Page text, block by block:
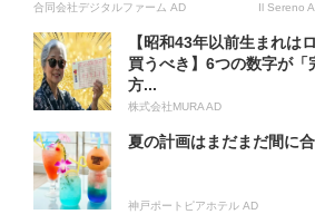
合同会社デジタルファーム AD Il Sereno
【昭和43年以前生まれは
買うべき】6つの数字が「
方...
株式会社MURA AD
夏の計画はまだまだ間に合
神戸ポートピアホテル AD